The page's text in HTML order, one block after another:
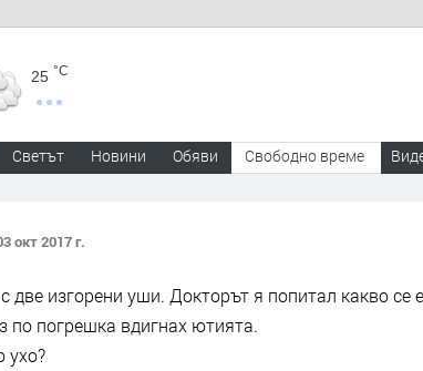
25 °C
Светът Новини Обяви Свободно време
окт 2017 г.
две изгорени уши. Докторът я попитал какво се
по погрешка вдигнах ютията.
ухо?